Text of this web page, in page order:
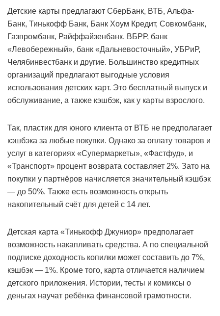
Детские карты предлагают СберБанк, ВТБ, Альфа-
Банк, Тинькофф Банк, Банк Хоум Кредит, Совкомбанк,
Газпромбанк, Райффайзенбанк, ВБРР, банк
«Левобережный», банк «Дальневосточный», УБРиР,
Челябинвестбанк и другие. Большинство кредитных
организаций предлагают выгодные условия
использования детских карт. Это бесплатный выпуск и
обслуживание, а также кэшбэк, как у карты взрослого.
Так, пластик для юного клиента от ВТБ не предполагает
кэшбэка за любые покупки. Однако за оплату товаров и
услуг в категориях «Супермаркеты», «Фастфуд», и
«Транспорт» процент возврата составляет 2%. Зато на
покупки у партнёров начисляется значительный кэшбэк
— до 50%. Также есть возможность открыть
накопительный счёт для детей с 14 лет.
Детская карта «Тинькофф Джуниор» предполагает
возможность накапливать средства. А по специальной
подписке доходность копилки может составить до 7%,
кэшбэк — 1%. Кроме того, карта отличается наличием
детского приложения. Истории, тесты и комиксы о
деньгах научат ребёнка финансовой грамотности.